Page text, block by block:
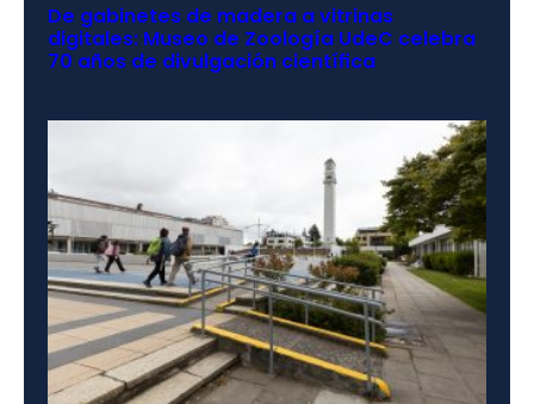
De gabinetes de madera a vitrinas
digitales: Museo de Zoología UdeC celebra
70 años de divulgación científica